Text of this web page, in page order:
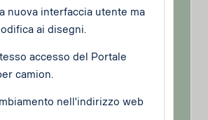
nuova interfaccia utente ma
ai disegni.
accesso del Portale
camion.
nell'indirizzo web